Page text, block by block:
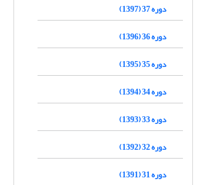
دوره 37 (1397)
دوره 36 (1396)
دوره 35 (1395)
دوره 34 (1394)
دوره 33 (1393)
دوره 32 (1392)
دوره 31 (1391)